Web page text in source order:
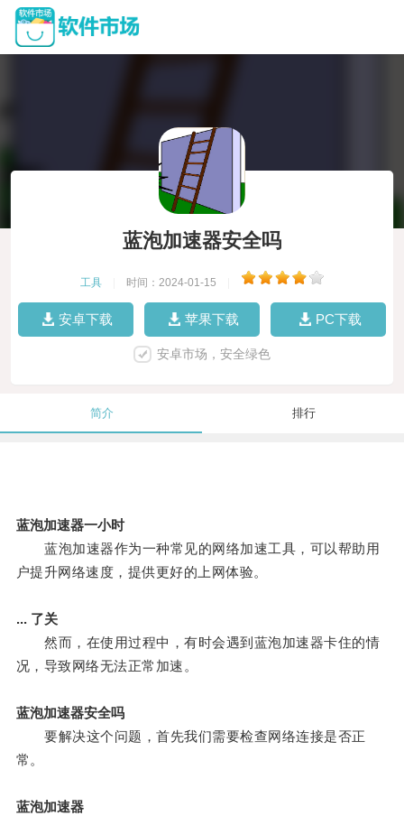
蓝泡加速器安全吗
工具 时间：2024-01-15
安卓下载 苹果下载 PC下载
安卓市场，安全绿色
简介 排行
蓝泡加速器一小时
蓝泡加速器作为一种常见的网络加速工具，可以帮助用
户提升网络速度，提供更好的上网体验。
... 了关
然而，在使用过程中，有时会遇到蓝泡加速器卡住的情
况，导致网络无法正常加速。
蓝泡加速器安全吗
要解决这个问题，首先我们需要检查网络连接是否正
常。
蓝泡加速器